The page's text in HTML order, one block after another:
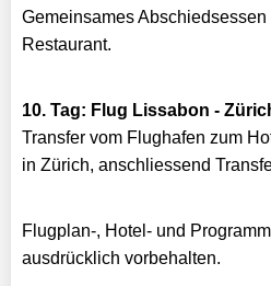
Gemeinsames
Restaurant.
10. Tag: Flug Lissabon -
Transfer vom Flughafen zum
in Zürich, anschliessend
​Flugplan-, Hotel- und
ausdrücklich vorbehalten.